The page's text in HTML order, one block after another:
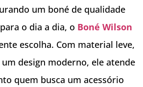
um boné de qualidade
o dia a dia, o Boné Wilson
escolha. Com material leve,
design moderno, ele atende
quem busca um acessório